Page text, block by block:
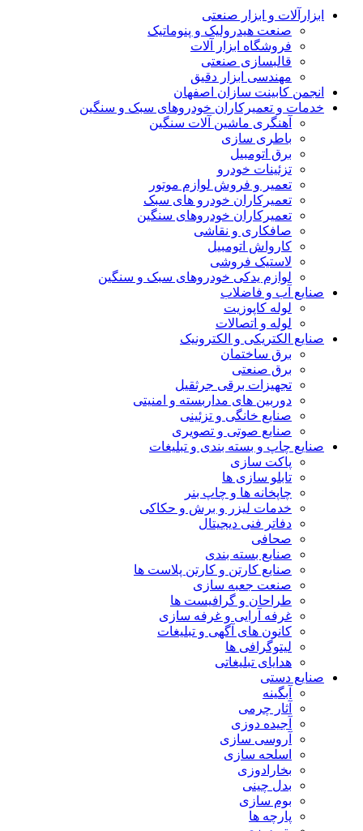
ابزارآلات و ابزار صنعتی
صنعت هیدرولیک و پنوماتیک
فروشگاه ابزار آلات
قالبسازی صنعتی
مهندسی ابزار دقیق
انجمن کابینت سازان اصفهان
خدمات و تعمیرکاران خودروهای سبک و سنگین
آهنگری ماشین آلات سنگین
باطری سازی
برق اتومبیل
تزئینات خودرو
تعمیر و فروش لوازم موتور
تعمیرکاران خودرو های سبک
تعمیرکاران خودروهای سنگین
صافکاری و نقاشی
کارواش اتومبیل
لاستیک فروشی
لوازم یدکی خودروهای سبک و سنگین
صنایع آب و فاضلاب
لوله کاپوزیت
لوله و اتصالات
صنایع الکتریکی و الکترونیک
برق ساختمان
برق صنعتی
تجهیزات برقی جرثقیل
دوربین های مداربسته و امنیتی
صنایع خانگی و تزئینی
صنایع صوتی و تصویری
صنایع چاپ و بسته بندی و تبلیغات
پاکت سازی
تابلو سازی ها
چاپخانه ها و چاپ بنر
خدمات لیزر و برش و حکاکی
دفاتر فنی دیجیتال
صحافی
صنایع بسته بندی
صنایع کارتن و کارتن پلاست ها
صنعت جعبه سازی
طراحان و گرافیست ها
غرفه آرایی و غرفه سازی
کانون های آگهی و تبلیغات
لیتوگرافی ها
هدایای تبلیغاتی
صنایع دستی
آبگینه
آثار چرمی
آجیده دوزی
آروسی سازی
اسلحه سازی
بخارادوزی
بدل چینی
بوم سازی
پارچه ها